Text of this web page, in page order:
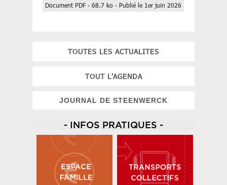
Document PDF - 68.7 ko - Publié le 1er juin 2026
TOUTES LES ACTUALITES
TOUT L'AGENDA
JOURNAL DE STEENWERCK
- INFOS PRATIQUES -